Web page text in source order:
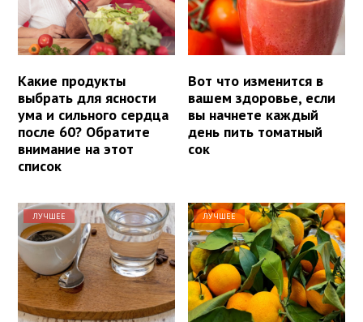
Какие продукты
выбрать для ясности
ума и сильного сердца
после 60? Обратите
внимание на этот
список
Вот что изменится в
вашем здоровье, если
вы начнете каждый
день пить томатный
сок
ЛУЧШЕЕ ЛУЧШЕЕ